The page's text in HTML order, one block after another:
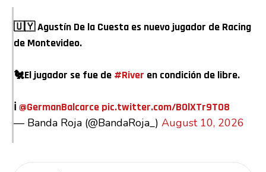
🇺🇾 Agustín De la Cuesta es nuevo jugador de Racing
de Montevideo.
🐔El jugador se fue de #River en condición de libre.
ℹ @GermanBalcarce pic.twitter.com/B0lXTr9T08
— Banda Roja (@BandaRoja_) August 10, 2026